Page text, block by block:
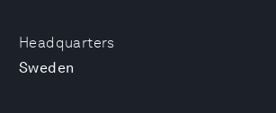
Headquarters
Sweden